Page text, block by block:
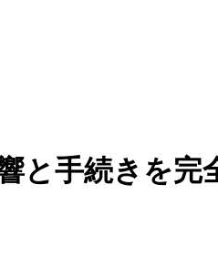
と手続きを完